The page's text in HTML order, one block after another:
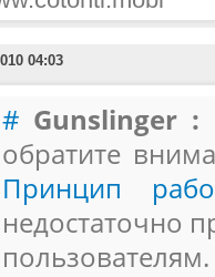
04:03
# Gunslinger :
обратите
Принцип
недостаточно
пользователям.